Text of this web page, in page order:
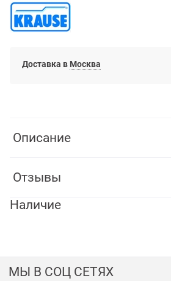
Доставка в Москва
Описание
Отзывы
Наличие
МЫ В СОЦ СЕТЯХ